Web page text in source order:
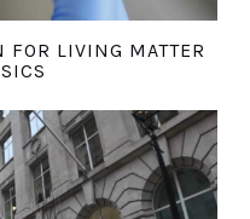
FOR LIVING MATTER